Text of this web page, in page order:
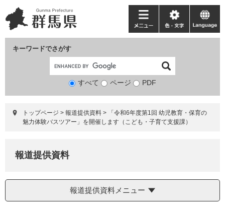
ー
ジ
ニ
ュ
て
キーワードでさがす
検
象
すべて ページ PDF
メ
ニ
ー
色・
文
language
トップページ > 報道提供資料 >
「令和6年度第1回 幼児教育・保育の
魅力体験バスツアー」を開催します（こども・子育て支援課）
報道提供資料
報道提供資料メニュー